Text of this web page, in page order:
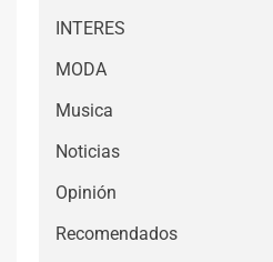
INTERES
MODA
Musica
Noticias
Opinión
Recomendados